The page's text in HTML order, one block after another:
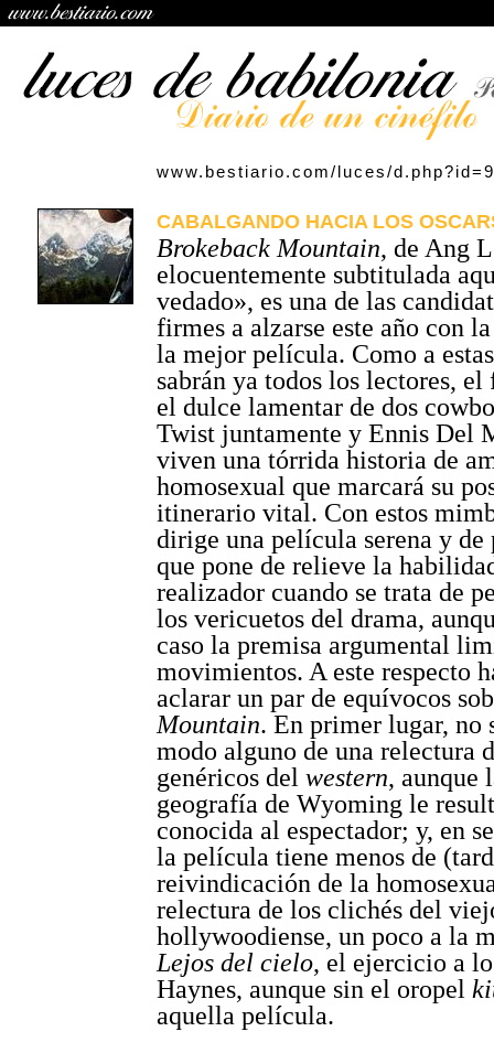
www.bestiario.com/luces/
CABALGANDO HACIA LOS
Brokeback Mountain, de Ang
elocuentemente subtitulada
vedado», es una de las
firmes a alzarse este año con
la mejor película. Como a
sabrán ya todos los lectores,
el dulce lamentar de dos
Twist juntamente y Ennis Del
viven una tórrida historia de
homosexual que marcará su
itinerario vital. Con estos
dirige una película serena y de
que pone de relieve la
realizador cuando se trata de
los vericuetos del drama,
caso la premisa argumental
movimientos. A este respecto
aclarar un par de equívocos
Mountain. En primer lugar, no
modo alguno de una relectura
genéricos del western, aunque
geografía de Wyoming le
conocida al espectador; y, en
la película tiene menos de
reivindicación de la
relectura de los clichés del
hollywoodiense, un poco a la
Lejos del cielo, el ejercicio a
Haynes, aunque sin el oropel
aquella película.